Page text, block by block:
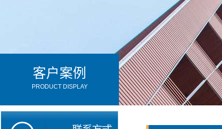
客户案例
PRODUCT DISPLAY